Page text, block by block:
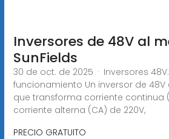
Inversores de 48V al
SunFields
30 de oct. de 2025 · Inversores
funcionamiento Un inversor de
que transforma corriente continua
corriente alterna (CA) de 220V,
PRECIO GRATUITO